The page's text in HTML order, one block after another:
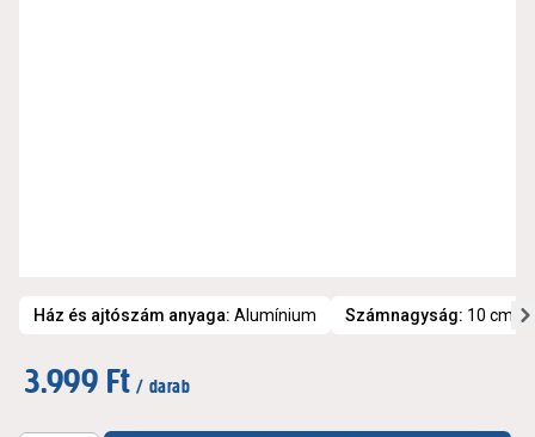
Ház és ajtószám anyaga: Alumínium Számnagyság: 10 cm
3.999 Ft / darab